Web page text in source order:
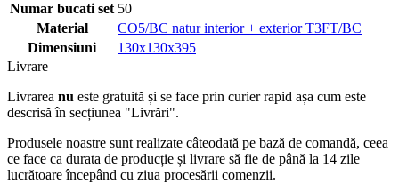
Numar bucati set 50
Material
CO5/BC natur interior + exterior T3FT/BC
Dimensiuni
130x130x395
Livrare
Livrarea nu este gratuită și se face prin curier rapid așa cum este
descrisă în secțiunea "Livrări".
Produsele noastre sunt realizate câteodată pe bază de comandă, ceea
ce face ca durata de producție și livrare să fie de până la 14 zile
lucrătoare începând cu ziua procesării comenzii.